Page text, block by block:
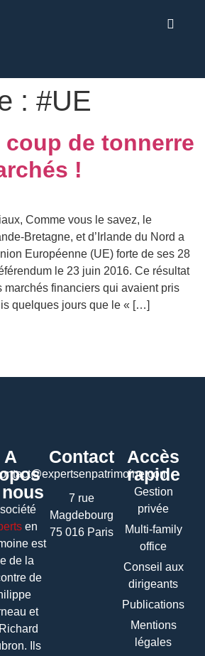
: #UE
de tonnerre
!
Comme vous le savez, le
Bretagne, et d’Irlande du Nord a
Européenne (UE) forte de ses 28
le 23 juin 2016. Ce résultat
marchés financiers qui avaient pris
quelques jours que le « […]
A
en
est
de la
de
et
Ils
Contact
7 rue
Magdebourg
75 016 Paris
Accès
rapide
Gestion
privée
Multi-family
office
Conseil aux
dirigeants
Publications
Mentions
légales